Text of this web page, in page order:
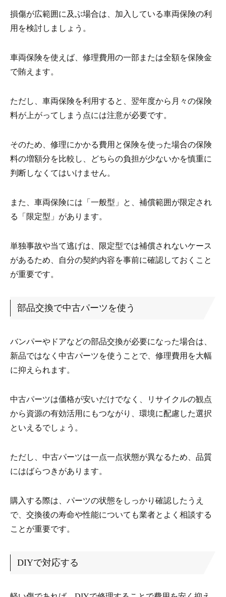
損傷が広範囲に及ぶ場合は、加入している車両保険の利
用を検討しましょう。
車両保険を使えば、修理費用の一部または全額を保険金
で賄えます。
ただし、車両保険を利用すると、翌年度から月々の保険
料が上がってしまう点には注意が必要です。
そのため、修理にかかる費用と保険を使った場合の保険
料の増額分を比較し、どちらの負担が少ないかを慎重に
判断しなくてはいけません。
また、車両保険には「一般型」と、補償範囲が限定され
る「限定型」があります。
単独事故や当て逃げは、限定型では補償されないケース
があるため、自分の契約内容を事前に確認しておくこと
が重要です。
部品交換で中古パーツを使う
バンパーやドアなどの部品交換が必要になった場合は、
新品ではなく中古パーツを使うことで、修理費用を大幅
に抑えられます。
中古パーツは価格が安いだけでなく、リサイクルの観点
から資源の有効活用にもつながり、環境に配慮した選択
といえるでしょう。
ただし、中古パーツは一点一点状態が異なるため、品質
にはばらつきがあります。
購入する際は、パーツの状態をしっかり確認したうえ
で、交換後の寿命や性能についても業者とよく相談する
ことが重要です。
DIYで対応する